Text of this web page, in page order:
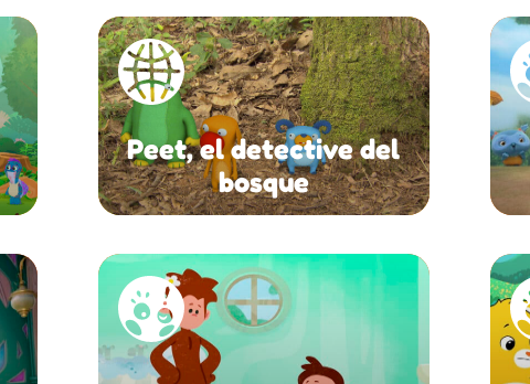
Peet, el detective del
bosque